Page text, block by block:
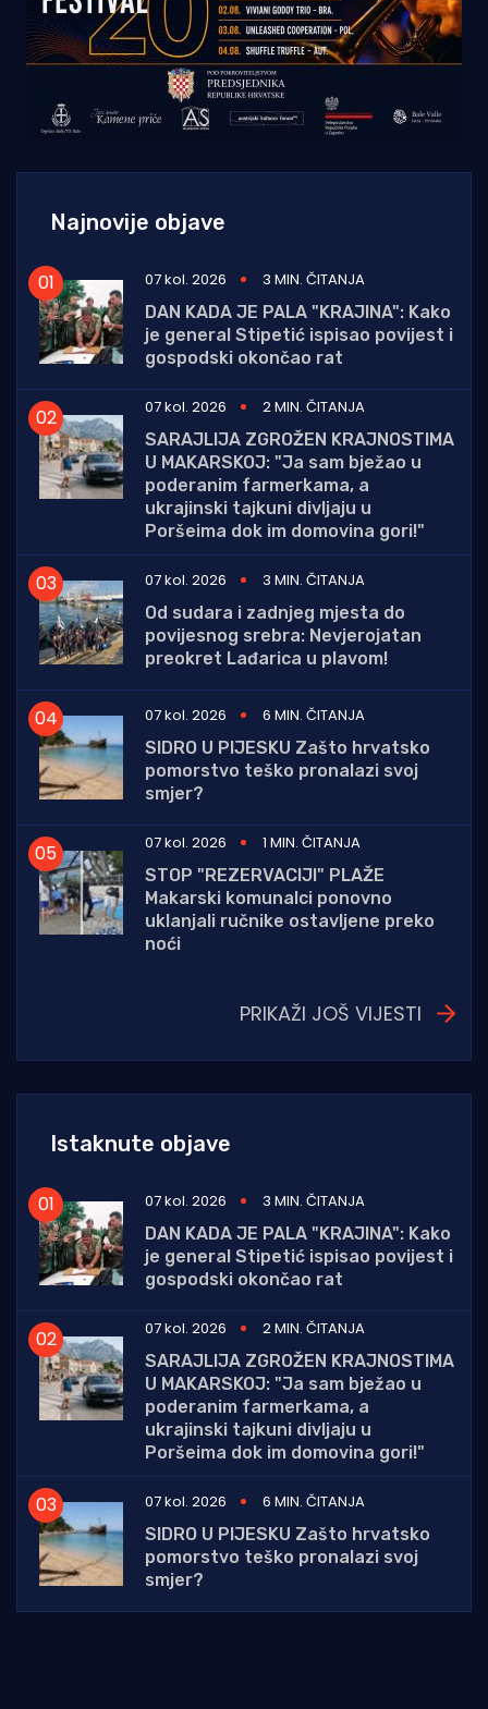
Najnovije objave
07 kol. 2026
3 MIN. ČITANJA
DAN KADA JE PALA "KRAJINA": Kako
je general Stipetić ispisao povijest i
gospodski okončao rat
07 kol. 2026
2 MIN. ČITANJA
SARAJLIJA ZGROŽEN KRAJNOSTIMA
U MAKARSKOJ: "Ja sam bježao u
poderanim farmerkama, a
ukrajinski tajkuni divljaju u
Poršeima dok im domovina gori!"
07 kol. 2026
3 MIN. ČITANJA
Od sudara i zadnjeg mjesta do
povijesnog srebra: Nevjerojatan
preokret Lađarica u plavom!
07 kol. 2026
6 MIN. ČITANJA
SIDRO U PIJESKU Zašto hrvatsko
pomorstvo teško pronalazi svoj
smjer?
07 kol. 2026
1 MIN. ČITANJA
STOP "REZERVACIJI" PLAŽE
Makarski komunalci ponovno
uklanjali ručnike ostavljene preko
noći
PRIKAŽI JOŠ VIJESTI
Istaknute objave
07 kol. 2026
3 MIN. ČITANJA
DAN KADA JE PALA "KRAJINA": Kako
je general Stipetić ispisao povijest i
gospodski okončao rat
07 kol. 2026
2 MIN. ČITANJA
SARAJLIJA ZGROŽEN KRAJNOSTIMA
U MAKARSKOJ: "Ja sam bježao u
poderanim farmerkama, a
ukrajinski tajkuni divljaju u
Poršeima dok im domovina gori!"
07 kol. 2026
6 MIN. ČITANJA
SIDRO U PIJESKU Zašto hrvatsko
pomorstvo teško pronalazi svoj
smjer?